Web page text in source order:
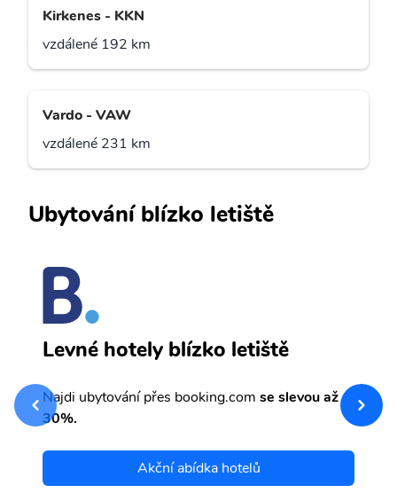
Kirkenes - KKN
vzdálené 192 km
Vardo - VAW
vzdálené 231 km
Ubytování blízko letiště
Levné hotely blízko letiště
Najdi ubytování přes booking.com se slevou až
30%.
Akční abídka hotelů